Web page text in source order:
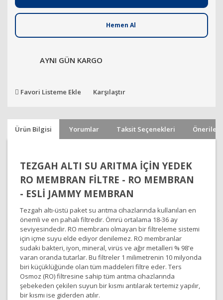
Hemen Al
AYNI GÜN KARGO
Favori Listeme Ekle Karşılaştır
Ürün Bilgisi Yorumlar Taksit Seçenekleri
TEZGAH ALTI SU ARITMA İÇİN YEDEK
RO MEMBRAN FİLTRE - RO MEMBRAN
- ESLİ JAMMY MEMBRAN
Tezgah altı-üstü paket su arıtma cihazlarında kullanılan en
önemli ve en pahalı filtredir. Ömrü ortalama 18-36 ay
seviyesindedir. RO membranı olmayan bir filtreleme sistemi
için içme suyu elde ediyor denilemez. RO membranlar
sudaki bakteri, iyon, mineral, virüs ve ağır metalleri % 98'e
varan oranda tutarlar. Bu filtreler 1 milimetrenin 10 milyonda
biri küçüklüğünde olan tüm maddeleri filtre eder. Ters
Osmoz (RO) filtresine sahip tüm arıtma cihazlarında
şebekeden çekilen suyun bir kısmı arıtılarak tertemiz yapılır,
bir kısmı ise giderden atılır.